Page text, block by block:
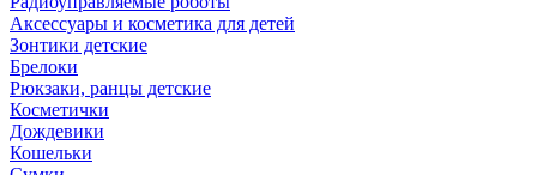
Аксессуары и косметика для детей
Зонтики детские
Брелоки
Рюкзаки, ранцы детские
Косметички
Дождевики
Кошельки